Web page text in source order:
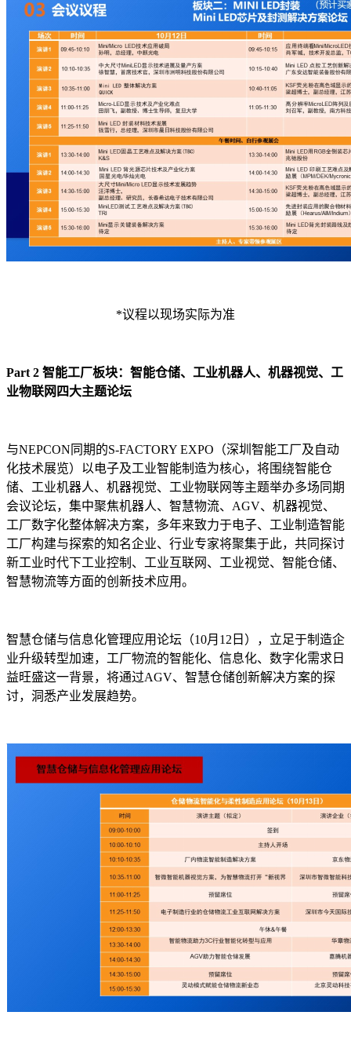
*议程以现场实际为准
Part 2 智能工厂板块：智能仓储、工业机器人、机器视觉、工
业物联网四大主题论坛
与NEPCON同期的S-FACTORY EXPO（深圳智能工厂及自动
化技术展览）以电子及工业智能制造为核心，将围绕智能仓
储、工业机器人、机器视觉、工业物联网等主题举办多场同期
会议论坛，集中聚焦机器人、智慧物流、AGV、机器视觉、
工厂数字化整体解决方案，多年来致力于电子、工业制造智能
工厂构建与探索的知名企业、行业专家将聚集于此，共同探讨
新工业时代下工业控制、工业互联网、工业视觉、智能仓储、
智慧物流等方面的创新技术应用。
智慧仓储与信息化管理应用论坛（10月12日），立足于制造企
业升级转型加速，工厂物流的智能化、信息化、数字化需求日
益旺盛这一背景，将通过AGV、智慧仓储创新解决方案的探
讨，洞悉产业发展趋势。